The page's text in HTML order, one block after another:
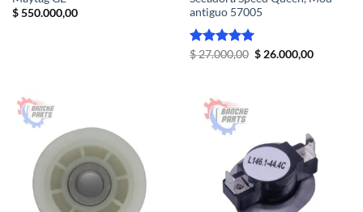
$550.000,00
antiguo 57005
Valorado
$27.000,00 El
$26.000,00El